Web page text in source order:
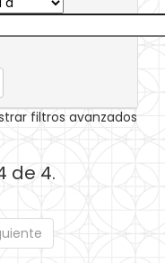
filtros avanzados
de 4.